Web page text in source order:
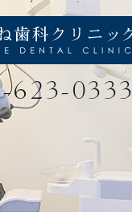
623-0333